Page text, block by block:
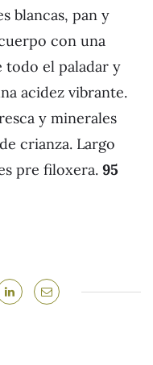
blancas, pan y
con una
todo el paladar y
acidez vibrante.
y minerales
crianza. Largo
pre filoxera. 95